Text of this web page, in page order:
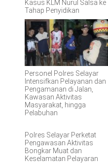
Kasus KLM Nurul Salsa ke
Tahap Penyidikan
Personel Polres Selayar
Intensifkan Pelayanan dan
Pengamanan di Jalan,
Kawasan Aktivitas
Masyarakat, hingga
Pelabuhan
Polres Selayar Perketat
Pengawasan Aktivitas
Bongkar Muat dan
Keselamatan Pelayaran